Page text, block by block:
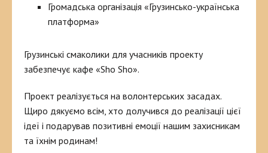
Громадська організація «Грузинсько-українська
платформа»
Грузинські смаколики для учасників проекту
забезпечує кафе «Sho Sho».
Проект реалізується на волонтерських засадах.
Щиро дякуємо всім, хто долучився до реалізації цієї
ідеї і подарував позитивні емоції нашим захисникам
та їхнім родинам!